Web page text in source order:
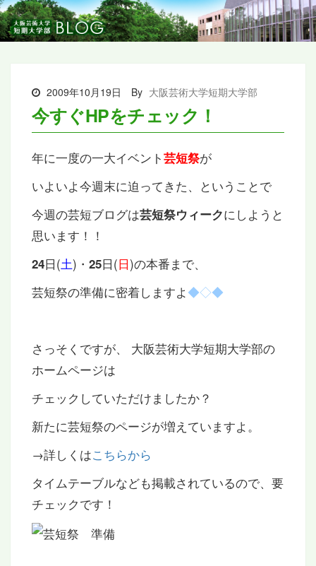
2009年10月19日 By 大阪芸術大学短期大学部
今すぐHPをチェック！
年に一度の一大イベント芸短祭が
いよいよ今週末に迫ってきた、ということで
今週の芸短ブログは芸短祭ウィークにしようと
思います！！
24日(土)・ 25日(日)の本番まで、
芸短祭の準備に密着しますよ ◆◇◆
さっそくですが、 大阪芸術大学短期大学部の
ホームページは
チェックしていただけましたか？
新たに芸短祭のページが増えていますよ。
→詳しくはこちらから
タイムテーブルなども掲載されているので、要
チェックです！